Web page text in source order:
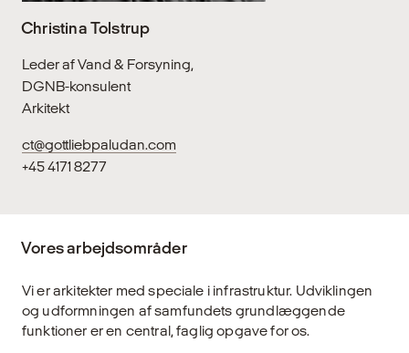
Christina Tolstrup
Leder af Vand & Forsyning,
DGNB-konsulent
Arkitekt
ct@gottliebpaludan.com
+45 4171 8277
Vores arbejdsområder
Vi er arkitekter med speciale i infrastruktur. Udviklingen
og udformningen af samfundets grundlæggende
funktioner er en central, faglig opgave for os.